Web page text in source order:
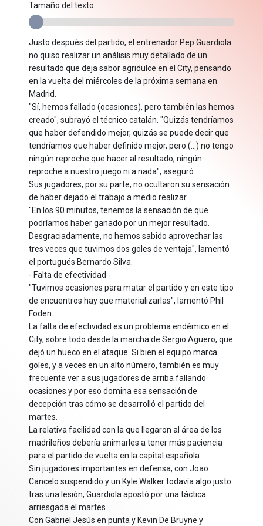
Tamaño del texto:
Justo después del partido, el entrenador Pep Guardiola
no quiso realizar un análisis muy detallado de un
resultado que deja sabor agridulce en el City, pensando
en la vuelta del miércoles de la próxima semana en
Madrid.
"Sí, hemos fallado (ocasiones), pero también las hemos
creado", subrayó el técnico catalán. "Quizás tendríamos
que haber defendido mejor, quizás se puede decir que
tendríamos que haber definido mejor, pero (...) no tengo
ningún reproche que hacer al resultado, ningún
reproche a nuestro juego ni a nada", aseguró.
Sus jugadores, por su parte, no ocultaron su sensación
de haber dejado el trabajo a medio realizar.
"En los 90 minutos, tenemos la sensación de que
podríamos haber ganado por un mejor resultado.
Desgraciadamente, no hemos sabido aprovechar las
tres veces que tuvimos dos goles de ventaja", lamentó
el portugués Bernardo Silva.
- Falta de efectividad -
"Tuvimos ocasiones para matar el partido y en este tipo
de encuentros hay que materializarlas", lamentó Phil
Foden.
La falta de efectividad es un problema endémico en el
City, sobre todo desde la marcha de Sergio Agüero, que
dejó un hueco en el ataque. Si bien el equipo marca
goles, y a veces en un alto número, también es muy
frecuente ver a sus jugadores de arriba fallando
ocasiones y por eso domina esa sensación de
decepción tras cómo se desarrolló el partido del
martes.
La relativa facilidad con la que llegaron al área de los
madrileños debería animarles a tener más paciencia
para el partido de vuelta en la capital española.
Sin jugadores importantes en defensa, con Joao
Cancelo suspendido y un Kyle Walker todavía algo justo
tras una lesión, Guardiola apostó por una táctica
arriesgada el martes.
Con Gabriel Jesús en punta y Kevin De Bruyne y